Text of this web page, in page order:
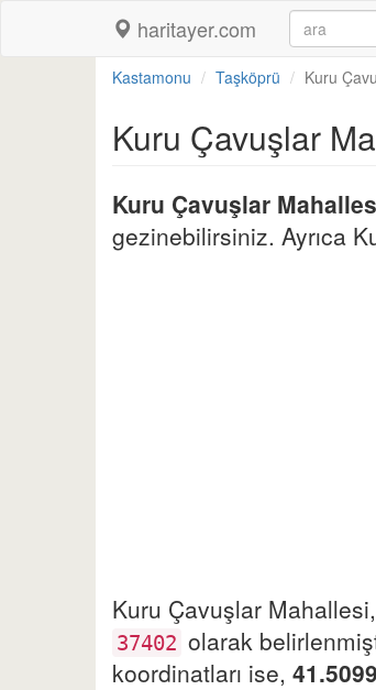
haritayer.com
Kastamonu Taşköprü Kuru
Kuru Çavuşlar
Kuru Çavuşlar
gezinebilirsiniz. Ayrıca
Kuru Çavuşlar Mahallesi,
37402 olarak
koordinatları ise,